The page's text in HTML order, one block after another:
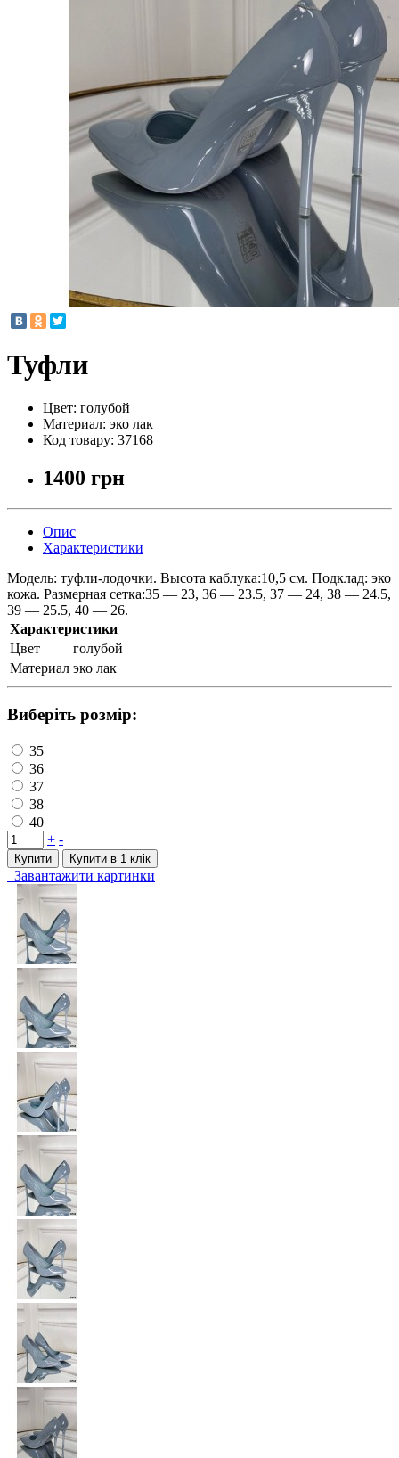
Туфли
Цвет: голубой
Материал: эко лак
Код товару: 37168
1400 грн
Опис
Характеристики
Модель: туфли-лодочки. Высота каблука:10,5 см. Подклад: эко
кожа. Размерная сетка:35 — 23, 36 — 23.5, 37 — 24, 38 — 24.5,
39 — 25.5, 40 — 26.
Характеристики
Цвет
голубой
Материал эко лак
Виберіть розмір:
35
36
37
38
40
+ -
Купити Купити в 1 клiк
Завантажити картинки